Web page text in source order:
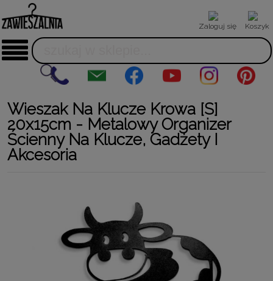
Zaloguj się Koszyk
Wieszak Na Klucze Krowa [S]
20x15cm - Metalowy Organizer
Ścienny Na Klucze, Gadżety I
Akcesoria